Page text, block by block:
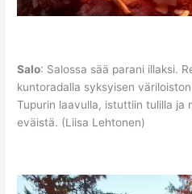
Salo: Salossa sää parani illaksi.
kuntoradalla syksyisen
Tupurin laavulla, istuttiin tulilla ja
eväistä. (Liisa Lehtonen)